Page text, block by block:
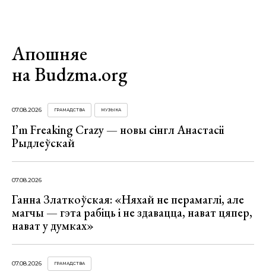
Апошняе
на Budzma.org
07.08.2026 ГРАМАДСТВА МУЗЫКА
I’m Freaking Crazy — новы сінгл Анастасіі
Рыдлеўскай
07.08.2026
Ганна Златкоўская: «Няхай не перамаглі, але
магчы — гэта рабіць і не здавацца, нават цяпер,
нават у думках»
07.08.2026 ГРАМАДСТВА